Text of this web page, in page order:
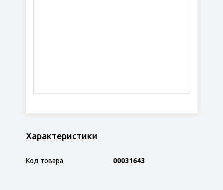
Характеристики
Код товара 00031643